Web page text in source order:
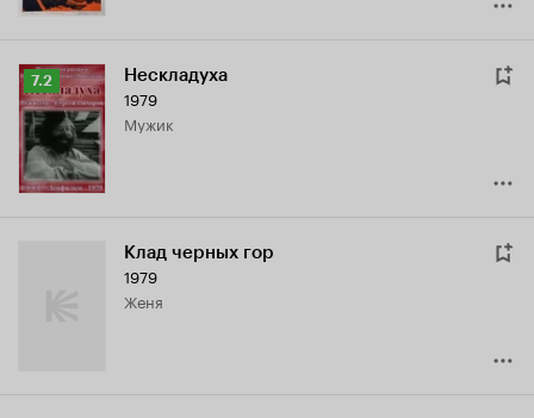
Рейтинг
Кинопоиска
7.2
7.2 Нескладуха
1979
мужик
Клад черных гор
1979
Женя